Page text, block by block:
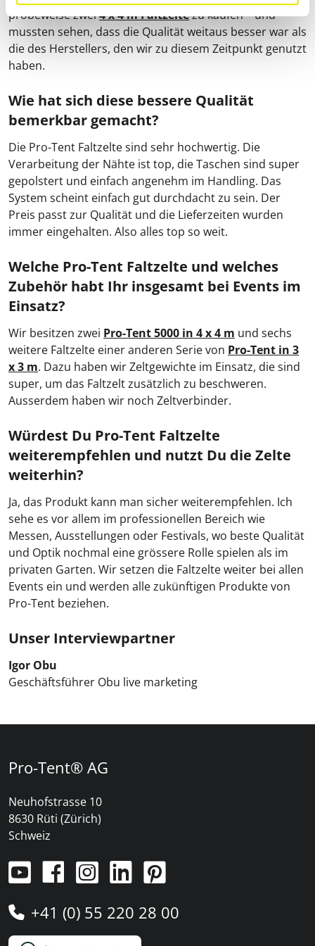
probeweise zwei4 x 4 m Faltzeltezu kaufen – und
mussten sehen, dass die Qualität weitaus besser war als
die des Herstellers, den wir zu diesem Zeitpunkt genutzt
haben.
Wie hat sich diese bessere Qualität
bemerkbar gemacht?
Die Pro-Tent Faltzelte sind sehr hochwertig. Die
Verarbeitung der Nähte ist top, die Taschen sind super
gepolstert und einfach angenehm im Handling. Das
System scheint einfach gut durchdacht zu sein. Der
Preis passt zur Qualität und die Lieferzeiten wurden
immer eingehalten. Also alles top so weit.
Welche Pro-Tent Faltzelte und welches
Zubehör habt Ihr insgesamt bei Events im
Einsatz?
Wir besitzen zwei Pro-Tent 5000 in 4 x 4 m und sechs
weitere Faltzelte einer anderen Serie von Pro-Tent in 3
x 3 m. Dazu haben wir Zeltgewichte im Einsatz, die sind
super, um das Faltzelt zusätzlich zu beschweren.
Ausserdem haben wir noch Zeltverbinder.
Würdest Du Pro-Tent Faltzelte
weiterempfehlen und nutzt Du die Zelte
weiterhin?
Ja, das Produkt kann man sicher weiterempfehlen. Ich
sehe es vor allem im professionellen Bereich wie
Messen, Ausstellungen oder Festivals, wo beste Qualität
und Optik nochmal eine grössere Rolle spielen als im
privaten Garten. Wir setzen die Faltzelte weiter bei allen
Events ein und werden alle zukünftigen Produkte von
Pro-Tent beziehen.
Unser Interviewpartner
Igor Obu
Geschäftsführer Obu live marketing
Pro-Tent® AG
Neuhofstrasse 10
8630 Rüti (Zürich)
Schweiz
+41 (0) 55 220 28 00